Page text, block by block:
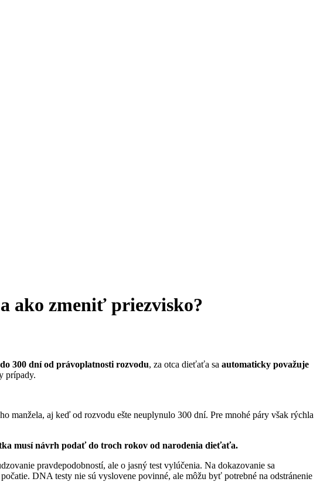
ako zmeniť priezvisko?
do 300 dní od právoplatnosti rozvodu, za otca dieťaťa sa automaticky považuje
prípady.
manžela, aj keď od rozvodu ešte neuplynulo 300 dní. Pre mnohé páry však rýchla
musí návrh podať do troch rokov od narodenia dieťaťa.
pravdepodobností, ale o jasný test vylúčenia. Na dokazovanie sa
DNA testy nie sú vyslovene povinné, ale môžu byť potrebné na odstránenie